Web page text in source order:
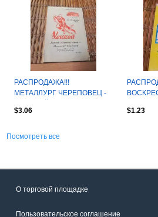
РАСПРОДАЖА!!!
МЕТАЛЛУРГ ЧЕРЕПОВЕЦ -
КИЕВ 23/24.10.1979.
$3.06
$1.23
Посмотреть все
О торговой площадке
Пользовательское соглашение